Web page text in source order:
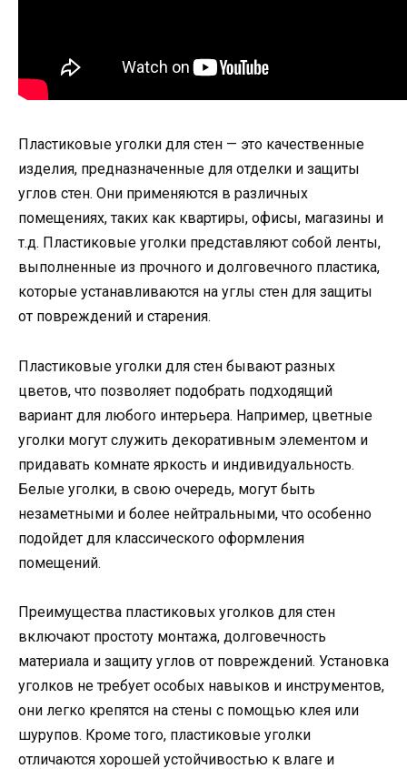
Пластиковые уголки для стен — это качественные
изделия, предназначенные для отделки и защиты
углов стен. Они применяются в различных
помещениях, таких как квартиры, офисы, магазины и
т.д. Пластиковые уголки представляют собой ленты,
выполненные из прочного и долговечного пластика,
которые устанавливаются на углы стен для защиты
от повреждений и старения.
Пластиковые уголки для стен бывают разных
цветов, что позволяет подобрать подходящий
вариант для любого интерьера. Например, цветные
уголки могут служить декоративным элементом и
придавать комнате яркость и индивидуальность.
Белые уголки, в свою очередь, могут быть
незаметными и более нейтральными, что особенно
подойдет для классического оформления
помещений.
Преимущества пластиковых уголков для стен
включают простоту монтажа, долговечность
материала и защиту углов от повреждений. Установка
уголков не требует особых навыков и инструментов,
они легко крепятся на стены с помощью клея или
шурупов. Кроме того, пластиковые уголки
отличаются хорошей устойчивостью к влаге и